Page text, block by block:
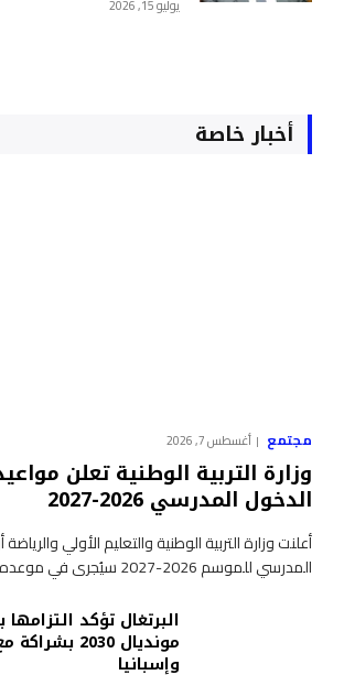
يوليو 15, 2026
أخبار خاصة
مجتمع أغسطس 7, 2026
وزارة التربية الوطنية تعلن
الدخول المدرسي 2026-2027
أعلنت وزارة التربية الوطنية والتعليم الأولي
المدرسي للموسم 2026-2027 سيُجرى في موعده…
البرتغال تؤكد التزامها
مونديال 2030
وإسبانيا